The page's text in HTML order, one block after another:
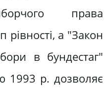
права
а "Закон
в бундестаг"
1993 р. дозволяє